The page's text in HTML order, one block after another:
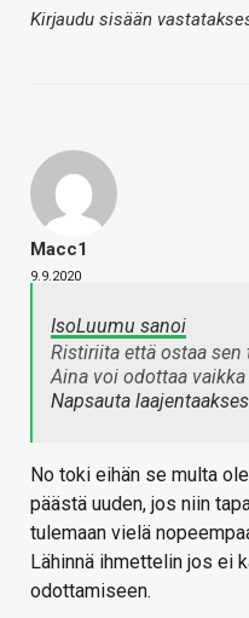
Kirjaudu sisään
Macc1
9.9.2020
IsoLuumu sanoi
Ristiriita että ostaa
Aina voi odottaa
Napsauta
No toki eihän se multa
päästä uuden, jos niin
tulemaan vielä
Lähinnä ihmettelin jos ei
odottamiseen.